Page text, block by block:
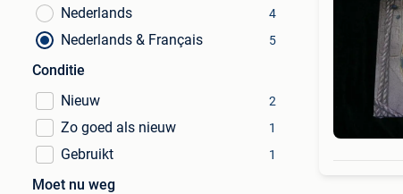
Nederlands 4
Nederlands & Français 5
Conditie
Nieuw
2
Zo goed als nieuw 1
Gebruikt 1
Moet nu weg